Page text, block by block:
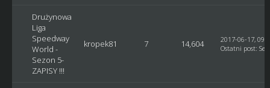
Drużynowa
Liga
Speedway
World -
Sezon 5-
ZAPISY !!!
kropek81 7 14,604
2017-06-17,
Ostatni post: